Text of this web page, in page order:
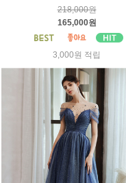
218,000원
165,000원
3,000원 적립